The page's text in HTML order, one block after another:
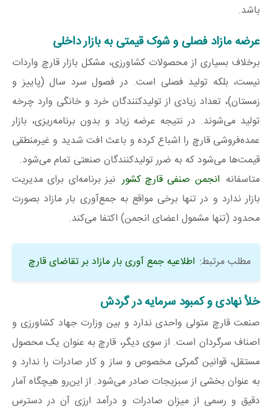
باشد.
عرضه مازاد فصلی و شوک قیمتی به بازار داخلی
برخلاف بسیاری از محصولات کشاورزی، مشکل بازار قارچ واردات
نیست، بلکه تولید فصلی است. در فصول سرد سال (پاییز و
زمستان)، تعداد زیادی از تولیدکنندگان خرد و خانگی وارد چرخه
تولید می‌شوند. در نتیجه عرضه زیاد و بدون برنامه‌ریزی، بازار
عمده‌فروشی قارچ را اشباع کرده و باعث افت شدید و غیرمنطقی
قیمت‌ها می‌شود که به ضرر تولیدکنندگان صنعتی تمام می‌شود.
متاسفانه انجمن صنفی قارچ کشور نیز برنامه‌ای برای مدیریت
بازار ندارد و در تنها برخی مواقع به جمع‌آوری بار مازاد بصورت
محدود (تنها مشمول اعضای انجمن) اکتفا می‌کند.
مطلب مرتبط: اطلاعیه جمع آوری بار مازاد بر تقاضای قارچ
خلأ نهادی و کمبود سرمایه در گردش
صنعت قارچ متولی واحدی ندارد و بین وزارت جهاد کشاورزی و
اصناف سرگردان است. از سوی دیگر، قارچ به عنوان یک محصول
مستقل، قوانین گمرکی مخصوص و ساز و کار صادرات را ندارد و
به عنوان بخشی از سبزیجات صادر می‌شود. از این‌رو هیچگاه آمار
دقیق و رسمی از میزان صادرات و درآمد ارزی آن در دسترس